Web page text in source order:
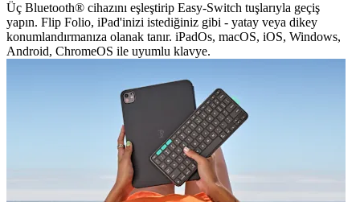
Üç Bluetooth® cihazını eşleştirip Easy-Switch tuşlarıyla geçiş
yapın. Flip Folio, iPad'inizi istediğiniz gibi - yatay veya dikey
konumlandırmanıza olanak tanır. iPadOs, macOS, iOS, Windows,
Android, ChromeOS ile uyumlu klavye.